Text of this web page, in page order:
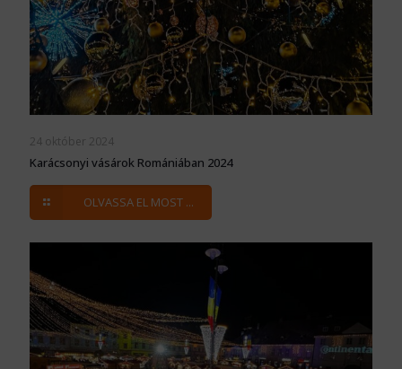
24 október 2024
Karácsonyi vásárok Romániában 2024
OLVASSA EL MOST ...